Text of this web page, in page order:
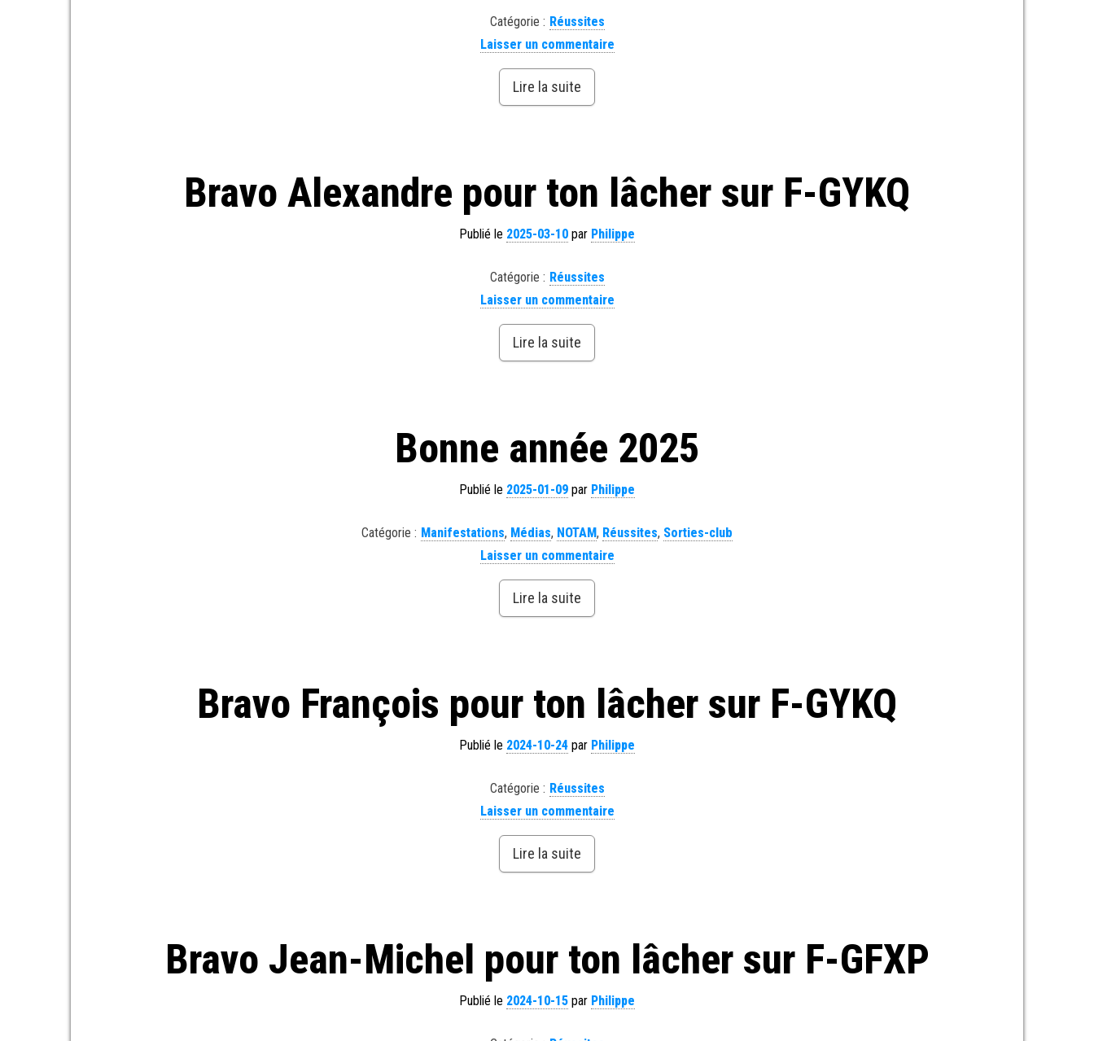
Catégorie : Réussites
Laisser un commentaire
Lire la suite
Bravo Alexandre pour ton lâcher sur F-GYKQ
Publié le 2025-03-10 par Philippe
Catégorie : Réussites
Laisser un commentaire
Lire la suite
Bonne année 2025
Publié le 2025-01-09 par Philippe
Catégorie : Manifestations, Médias, NOTAM, Réussites, Sorties-club
Laisser un commentaire
Lire la suite
Bravo François pour ton lâcher sur F-GYKQ
Publié le 2024-10-24 par Philippe
Catégorie : Réussites
Laisser un commentaire
Lire la suite
Bravo Jean-Michel pour ton lâcher sur F-GFXP
Publié le 2024-10-15 par Philippe